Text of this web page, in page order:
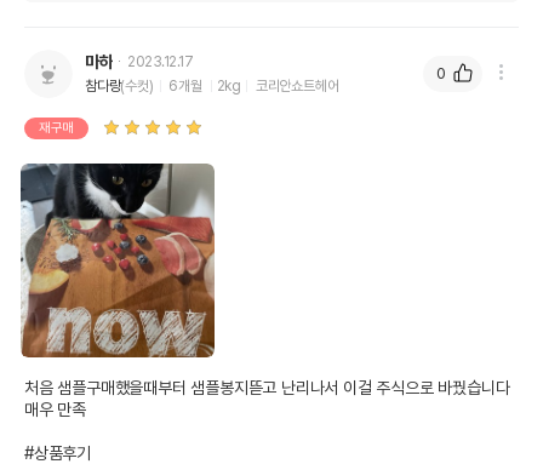
마하
2023.12.17
참다랑(수컷) 6개월 2kg 코리안쇼트헤어
재구매
처음 샘플구매했을때부터 샘플봉지뜯고 난리나서 이걸 주식으로 바꿨습니다
매우 만족
#상품후기
0